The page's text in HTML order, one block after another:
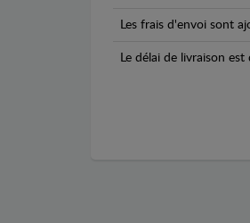
Les frais d'envoi sont
Le délai de livraison